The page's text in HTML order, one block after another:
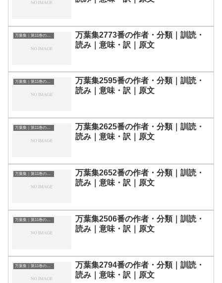
万葉集｜第11巻の和歌一覧
万葉集2773番の作者・分類｜訓読・
読み｜意味・訳｜原文
万葉集｜第11巻の和歌一覧
万葉集2595番の作者・分類｜訓読・
読み｜意味・訳｜原文
万葉集｜第11巻の和歌一覧
万葉集2625番の作者・分類｜訓読・
読み｜意味・訳｜原文
万葉集｜第11巻の和歌一覧
万葉集2652番の作者・分類｜訓読・
読み｜意味・訳｜原文
万葉集｜第11巻の和歌一覧
万葉集2506番の作者・分類｜訓読・
読み｜意味・訳｜原文
万葉集｜第11巻の和歌一覧
万葉集2794番の作者・分類｜訓読・
読み｜意味・訳｜原文